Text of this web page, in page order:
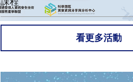
看更多活動